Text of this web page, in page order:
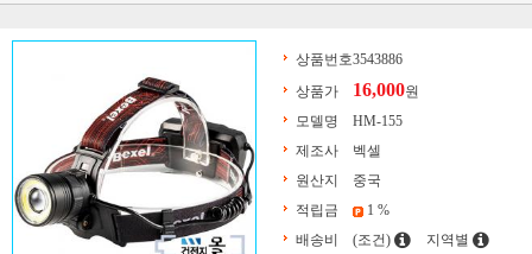
상품번호3543886
상품가
16,000원
모델명
HM-155
제조사
벡셀
원산지
중국
적립금
1 %
배송비
(조건) 지역별